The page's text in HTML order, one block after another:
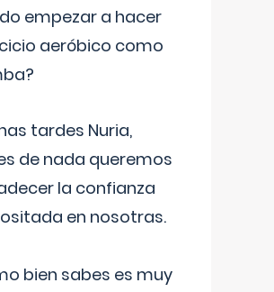
empezar a hacer
aeróbico como
tardes Nuria,
de nada queremos
la confianza
en nosotras.
bien sabes es muy